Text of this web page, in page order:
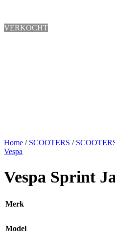
VERKOCHT
Home / SCOOTERS /
Vespa
Vespa Sprint
Merk
Model